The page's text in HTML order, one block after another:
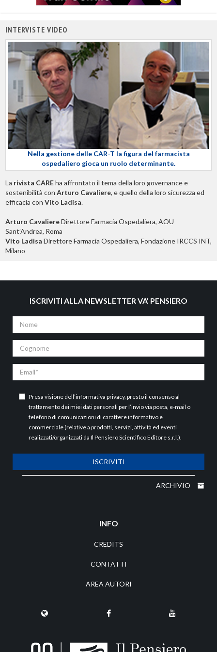
INTERVISTE VIDEO
Nella gestione delle CAR-T la figura del farmacista
ospedaliero gioca un ruolo determinante.
La rivista CAREha affrontato il tema della loro governance e
sostenibilità con Arturo Cavaliere, e quello della loro sicurezza ed
efficacia con Vito Ladisa.
Arturo CavaliereDirettore Farmacia Ospedaliera, AOU
Sant’Andrea, Roma
Vito Ladisa Direttore Farmacia Ospedaliera, Fondazione IRCCS INT,
Milano
ISCRIVITI ALLA NEWSLETTER VA' PENSIERO
Nome
Cognome
Email
Presa visione dell’informativa privacy, presto il consenso al
trattamento dei miei dati personali per l’invio via posta, e-mail o
telefono di comunicazioni di carattere informativo e
commerciale (relative a prodotti, servizi, attività ed eventi
realizzati/organizzati da Il Pensiero Scientifico Editore s.r.l.).
ISCRIVITI
ARCHIVIO
INFO
CREDITS
CONTATTI
AREA AUTORI